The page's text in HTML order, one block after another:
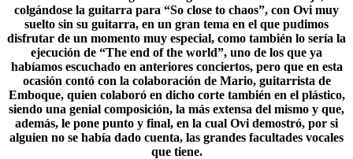
colgándose la guitarra para “So close to chaos”, con Ovi muy
suelto sin su guitarra, en un gran tema en el que pudimos
disfrutar de un momento muy especial, como también lo sería la
ejecución de “The end of the world”, uno de los que ya
habíamos escuchado en anteriores conciertos, pero que en esta
ocasión contó con la colaboración de Mario, guitarrista de
Emboque, quien colaboró en dicho corte también en el plástico,
siendo una genial composición, la más extensa del mismo y que,
además, le pone punto y final, en la cual Ovi demostró, por si
alguien no se había dado cuenta, las grandes facultades vocales
que tiene.